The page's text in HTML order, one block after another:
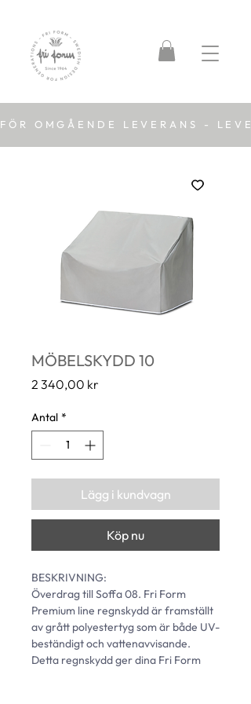
FÖR OMGÅENDE LEVERANS -
MÖBELSKYDD 10
2 340,00 kr
Antal *
Lägg i kundvagn
Köp nu
BESKRIVNING:
Överdrag till Soffa 08. Fri Form
Premium line regnskydd är framställt
av grått polyestertyg som är både UV-
beständigt och vattenavvisande.
Detta regnskydd ger dina Fri Form